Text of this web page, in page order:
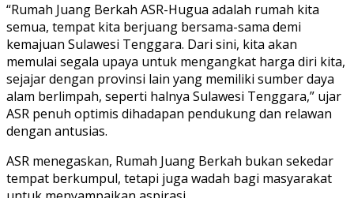
“Rumah Juang Berkah ASR-Hugua adalah rumah kita
semua, tempat kita berjuang bersama-sama demi
kemajuan Sulawesi Tenggara. Dari sini, kita akan
memulai segala upaya untuk mengangkat harga diri kita,
sejajar dengan provinsi lain yang memiliki sumber daya
alam berlimpah, seperti halnya Sulawesi Tenggara,” ujar
ASR penuh optimis dihadapan pendukung dan relawan
dengan antusias.
ASR menegaskan, Rumah Juang Berkah bukan sekedar
tempat berkumpul, tetapi juga wadah bagi masyarakat